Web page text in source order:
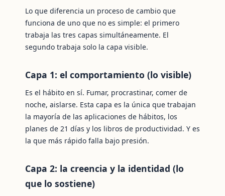
Lo que diferencia un proceso de cambio que
funciona de uno que no es simple: el primero
trabaja las tres capas simultáneamente. El
segundo trabaja solo la capa visible.
Capa 1: el comportamiento (lo visible)
Es el hábito en sí. Fumar, procrastinar, comer de
noche, aislarse. Esta capa es la única que trabajan
la mayoría de las aplicaciones de hábitos, los
planes de 21 días y los libros de productividad. Y es
la que más rápido falla bajo presión.
Capa 2: la creencia y la identidad (lo
que lo sostiene)